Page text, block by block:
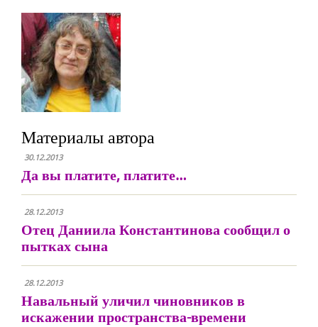
Материалы автора
30.12.2013
Да вы платите, платите…
28.12.2013
Отец Даниила Константинова сообщил о
пытках сына
28.12.2013
Навальный уличил чиновников в
искажении пространства-времени